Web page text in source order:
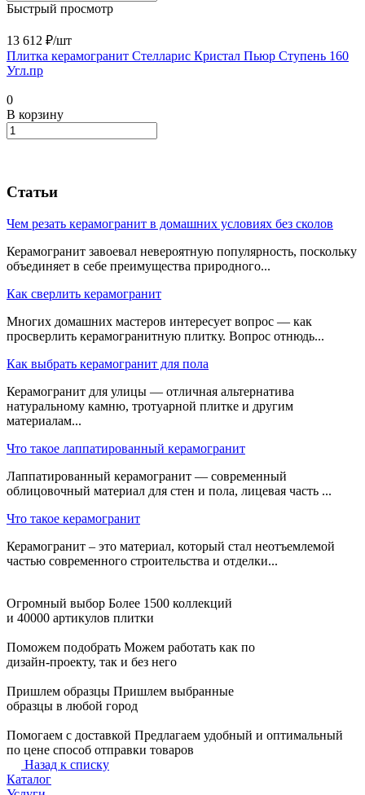
Быстрый просмотр
13 612 ₽/шт
Плитка керамогранит Стелларис Кристал Пьюр Ступень 160
Угл.пр
0
В корзину
Статьи
Чем резать керамогранит в домашних условиях без сколов
Керамогранит завоевал невероятную популярность, поскольку
объединяет в себе преимущества природного...
Как сверлить керамогранит
Многих домашних мастеров интересует вопрос — как
просверлить керамогранитную плитку. Вопрос отнюдь...
Как выбрать керамогранит для пола
Керамогранит для улицы — отличная альтернатива
натуральному камню, тротуарной плитке и другим
материалам...
Что такое лаппатированный керамогранит
Лаппатированный керамогранит — современный
облицовочный материал для стен и пола, лицевая часть ...
Что такое керамогранит
Керамогранит – это материал, который стал неотъемлемой
частью современного строительства и отделки...
Огромный выбор Более 1500 коллекций
и 40000 артикулов плитки
Поможем подобрать Можем работать как по
дизайн-проекту, так и без него
Пришлем образцы Пришлем выбранные
образцы в любой город
Помогаем с доставкой Предлагаем удобный и оптимальный
по цене способ отправки товаров
Назад к списку
Каталог